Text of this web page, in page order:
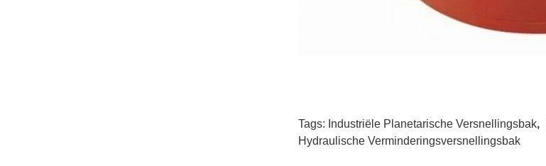
Tags: Industriële Planetarische Versnellingsbak,
Hydraulische Verminderingsversnellingsbak